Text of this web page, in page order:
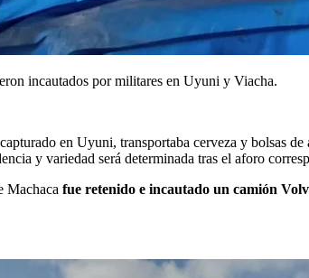
incautados por militares en Uyuni y Viacha.
en Uyuni, transportaba cerveza y bolsas
y variedad será determinada tras el aforo
Machaca fue retenido e incautado un camión